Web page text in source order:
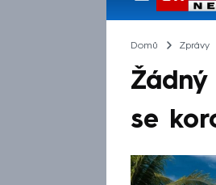
Domů Zprávy
Žádný
se